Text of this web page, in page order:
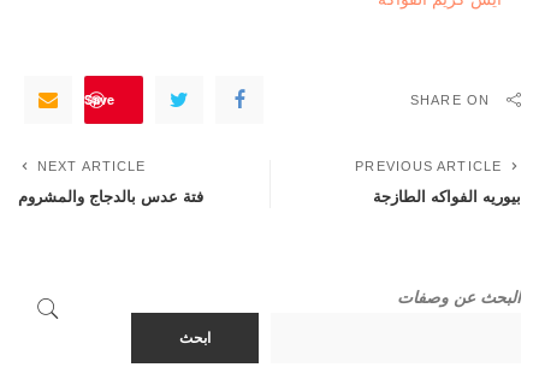
SHARE ON
Save
PREVIOUS ARTICLE
بيوريه الفواكه الطازجة
NEXT ARTICLE
فتة عدس بالدجاج والمشروم
البحث عن وصفات
ابحث